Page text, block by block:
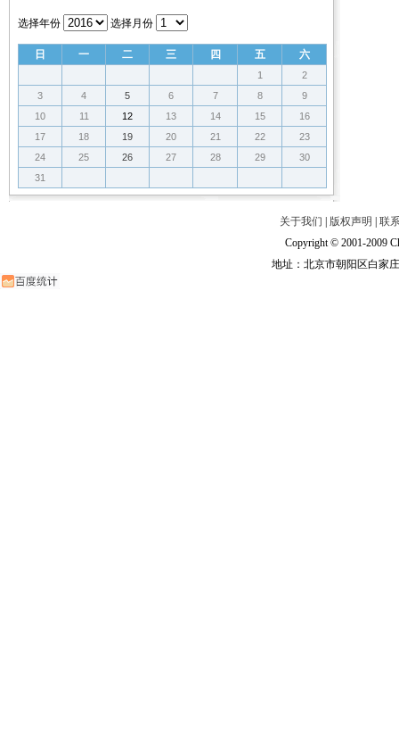
选择年份 选择月份
日 一 二 三 四 五 六
1
2
3
4 5 6 7 8
9
10
11 12 13 14 15
16
17
18 19 20 21 22
23
24
25 26 27 28 29
30
31
关于我们 版权声明
联
Copyright © 2001-2009
地址：北京市朝阳区白家